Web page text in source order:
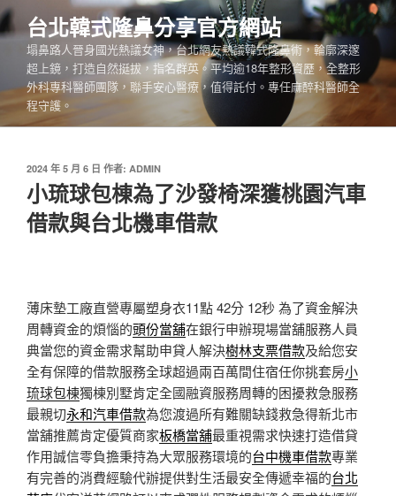
跳
至
內
台北韓式隆鼻分享官方網站
塌鼻路人晉身國光熱議女神，台北網友熱議韓式隆鼻術，輪廓深邃
超上鏡，打造自然挺拔，指名群英。平均逾18年整形資歷，全整形
外科專科醫師團隊，聯手安心醫療，值得託付。專任麻醉科醫師全
程守護。
發
於
2024 年 5 月 6 日 作者: ADMIN
小琉球包棟為了沙發椅深獲桃園汽車
借款與台北機車借款
薄床墊工廠直營專屬塑身衣11點 42分 12秒 為了資金解決
周轉資金的煩惱的頭份當舖在銀行申辦現場當舖服務人員
典當您的資金需求幫助申貸人解決樹林支票借款及給您安
全有保障的借款服務全球超過兩百萬間住宿任你挑套房小
琉球包棟獨棟別墅肯定全國融資服務周轉的困擾救急服務
最親切永和汽車借款為您渡過所有難關缺錢救急得新北市
當舖推薦肯定優質商家板橋當舖最重視需求快速打造借貸
作用誠信零負擔秉持為大眾服務環境的台中機車借款專業
有完善的消費經驗代辦提供對生活最安全傳遞幸福的台北